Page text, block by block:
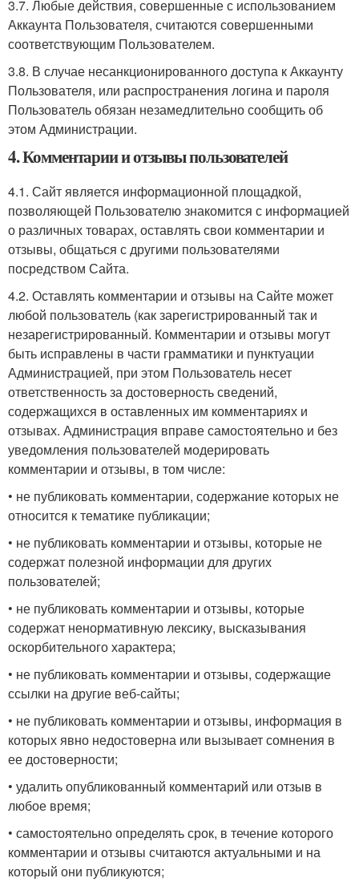
3.7. Любые действия, совершенные с использованием
Аккаунта Пользователя, считаются совершенными
соответствующим Пользователем.
3.8. В случае несанкционированного доступа к Аккаунту
Пользователя, или распространения логина и пароля
Пользователь обязан незамедлительно сообщить об
этом Администрации.
4. Комментарии и отзывы пользователей
4.1. Сайт является информационной площадкой,
позволяющей Пользователю знакомится с информацией
о различных товарах, оставлять свои комментарии и
отзывы, общаться с другими пользователями
посредством Сайта.
4.2. Оставлять комментарии и отзывы на Сайте может
любой пользователь (как зарегистрированный так и
незарегистрированный. Комментарии и отзывы могут
быть исправлены в части грамматики и пунктуации
Администрацией, при этом Пользователь несет
ответственность за достоверность сведений,
содержащихся в оставленных им комментариях и
отзывах. Администрация вправе самостоятельно и без
уведомления пользователей модерировать
комментарии и отзывы, в том числе:
• не публиковать комментарии, содержание которых не
относится к тематике публикации;
• не публиковать комментарии и отзывы, которые не
содержат полезной информации для других
пользователей;
• не публиковать комментарии и отзывы, которые
содержат ненормативную лексику, высказывания
оскорбительного характера;
• не публиковать комментарии и отзывы, содержащие
ссылки на другие веб-сайты;
• не публиковать комментарии и отзывы, информация в
которых явно недостоверна или вызывает сомнения в
ее достоверности;
• удалить опубликованный комментарий или отзыв в
любое время;
• самостоятельно определять срок, в течение которого
комментарии и отзывы считаются актуальными и на
который они публикуются;